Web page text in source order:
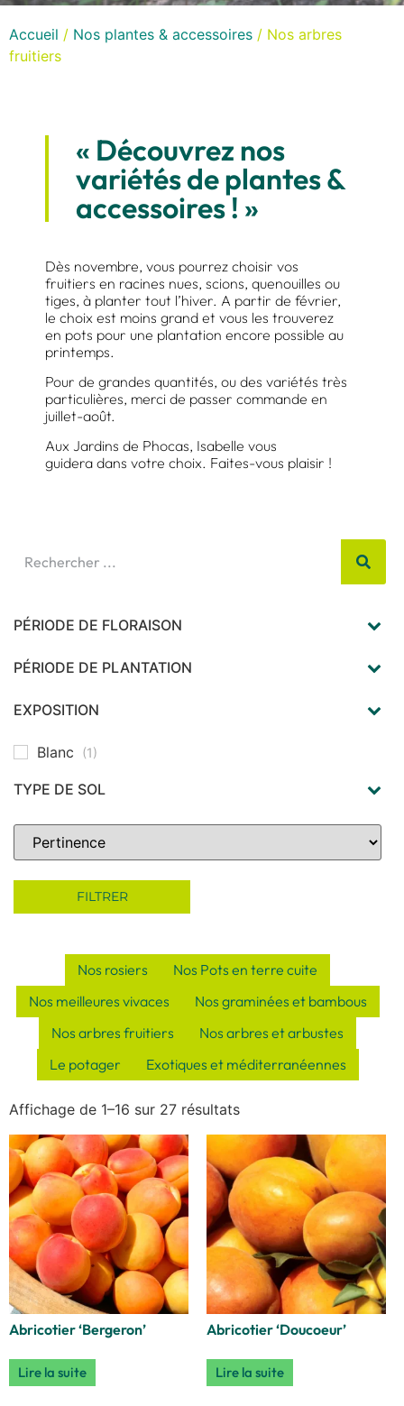
Accueil / Nos plantes & accessoires / Nos arbres
fruitiers
« Découvrez nos
variétés de plantes &
accessoires ! »
Dès novembre, vous pourrez choisir vos
fruitiers en racines nues, scions, quenouilles ou
tiges, à planter tout l’hiver. A partir de février,
le choix est moins grand et vous les trouverez
en pots pour une plantation encore possible au
printemps.
Pour de grandes quantités, ou des variétés très
particulières, merci de passer commande en
juillet-août.
Aux Jardins de Phocas, Isabelle vous
guidera dans votre choix. Faites-vous plaisir !
PÉRIODE DE FLORAISON
avril (1)
PÉRIODE DE PLANTATION
hiver (1)
EXPOSITION
Blanc (1)
TYPE DE SOL
n'aime pas le calcaire (1)
plutot acide
plutot frais (1)
Sort Products
FILTRER
Nos rosiers
Nos Pots en terre cuite
Nos meilleures vivaces
Nos graminées et bambous
Nos arbres fruitiers
Nos arbres et arbustes
Le potager
Exotiques et méditerranéennes
Affichage de 1–16 sur 27 résultats
Abricotier ‘Bergeron’
Lire la suite
Abricotier ‘Doucoeur’
Lire la suite